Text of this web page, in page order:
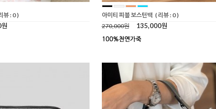
뷰 : 0 )
아미티 피블 보스턴백 ( 리뷰 : 0 )
270,000원
135,000원